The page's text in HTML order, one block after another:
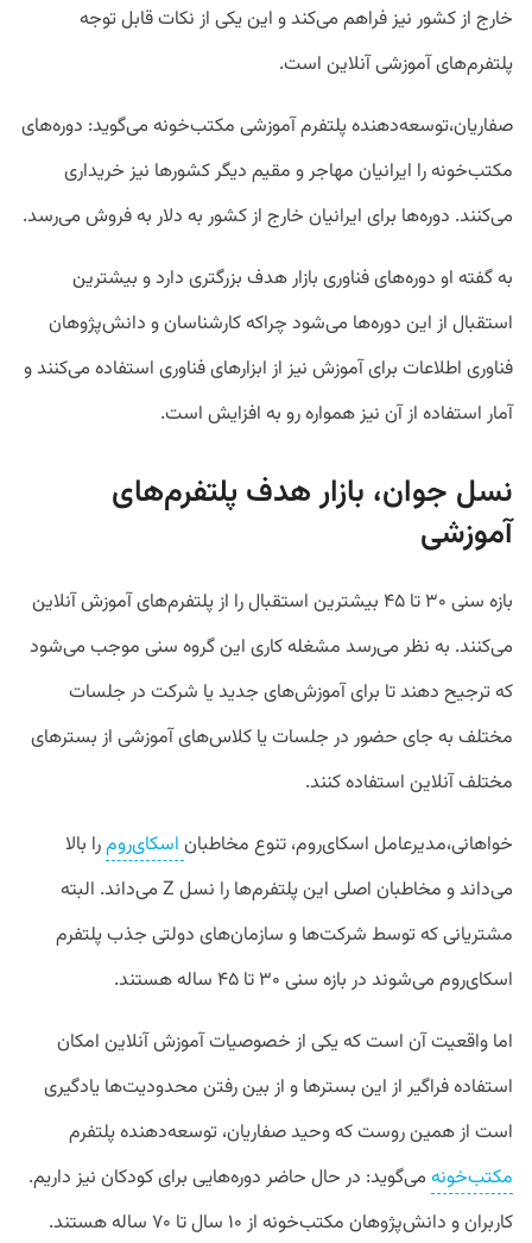
خارج از کشور نیز فراهم می‌کند و این یکی از نکات قابل توجه
پلتفرم‌های آموزشی آنلاین است.
صفاریان،توسعه‌دهنده پلتفرم آموزشی مکتب‌خونه می‌گوید: دوره‌های
مکتب‌خونه را ایرانیان مهاجر و مقیم دیگر کشورها نیز خریداری
می‌کنند. دوره‌ها برای ایرانیان خارج از کشور به دلار به فروش می‌رسد.
به گفته او دوره‌های فناوری بازار هدف بزرگتری دارد و بیشترین
استقبال از این دوره‌ها می‌شود چراکه کارشناسان و دانش‌پژوهان
فناوری اطلاعات برای آموزش نیز از ابزارهای فناوری استفاده می‌کنند و
آمار استفاده از آن نیز همواره رو به افزایش است.
نسل جوان، بازار هدف پلتفرم‌های
آموزشی
بازه سنی ۳۰ تا ۴۵ بیشترین استقبال را از پلتفرم‌های آموزش آنلاین
می‌کنند. به نظر می‌رسد مشغله کاری این گروه سنی موجب می‌شود
که ترجیح دهند تا برای آموزش‌های جدید یا شرکت در جلسات
مختلف به جای حضور در جلسات یا کلاس‌های آموزشی از بسترهای
مختلف آنلاین استفاده کنند.
خواهانی،مدیرعامل اسکای‌روم، تنوع مخاطبان اسکای‌رومرا بالا
می‌داند و مخاطبان اصلی این پلتفرم‌ها را نسل Z می‌داند. البته
مشتریانی که توسط شرکت‌ها و سازمان‌های دولتی جذب پلتفرم
اسکای‌روم می‌شوند در بازه سنی ۳۰ تا ۴۵ ساله هستند.
اما واقعیت آن است که یکی از خصوصیات آموزش آنلاین امکان
استفاده فراگیر از این بسترها و از بین رفتن محدودیت‌ها یادگیری
است از همین روست که وحید صفاریان، توسعه‌دهنده پلتفرم
مکتب‌خونه می‌گوید: در حال حاضر دوره‌هایی برای کودکان نیز داریم.
کاربران و دانش‌پژوهان مکتب‌خونه از ۱۰ سال تا ۷۰ ساله هستند.